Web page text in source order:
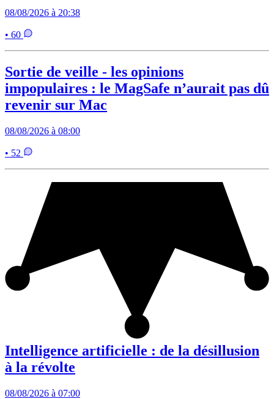
08/08/2026 à 20:38
• 60
Sortie de veille - les opinions
impopulaires : le MagSafe n’aurait pas dû
revenir sur Mac
08/08/2026 à 08:00
• 52
Intelligence artificielle : de la désillusion
à la révolte
08/08/2026 à 07:00